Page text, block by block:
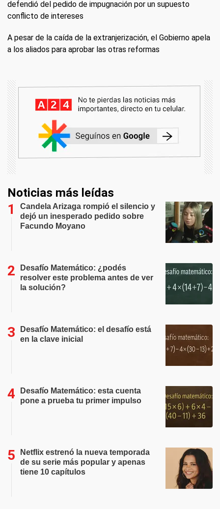
defendió del pedido de impugnación por un supuesto
conflicto de intereses
A pesar de la caída de la extranjerización, el Gobierno apela
a los aliados para aprobar las otras reformas
Noticias más leídas
Candela Arizaga rompió el silencio y
dejó un inesperado pedido sobre
Facundo Moyano
Desafío Matemático: ¿podés
resolver este problema antes de ver
la solución?
Desafío Matemático: el desafío está
en la clave inicial
Desafío Matemático: esta cuenta
pone a prueba tu primer impulso
Netflix estrenó la nueva temporada
de su serie más popular y apenas
tiene 10 capítulos